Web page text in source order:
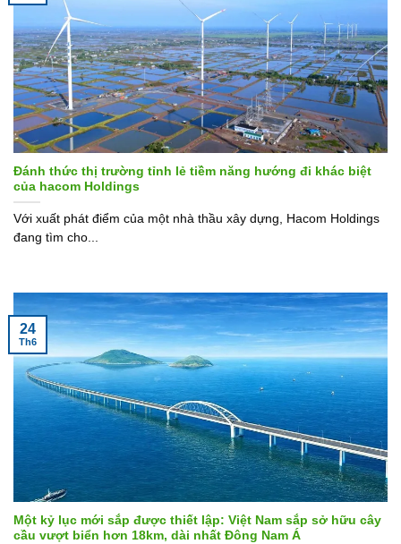
Đánh thức thị trường tỉnh lẻ tiềm năng hướng đi khác biệt
của hacom Holdings
Với xuất phát điểm của một nhà thầu xây dựng, Hacom Holdings
đang tìm cho...
Một kỷ lục mới sắp được thiết lập: Việt Nam sắp sở hữu cây
cầu vượt biển hơn 18km, dài nhất Đông Nam Á
24
Th6